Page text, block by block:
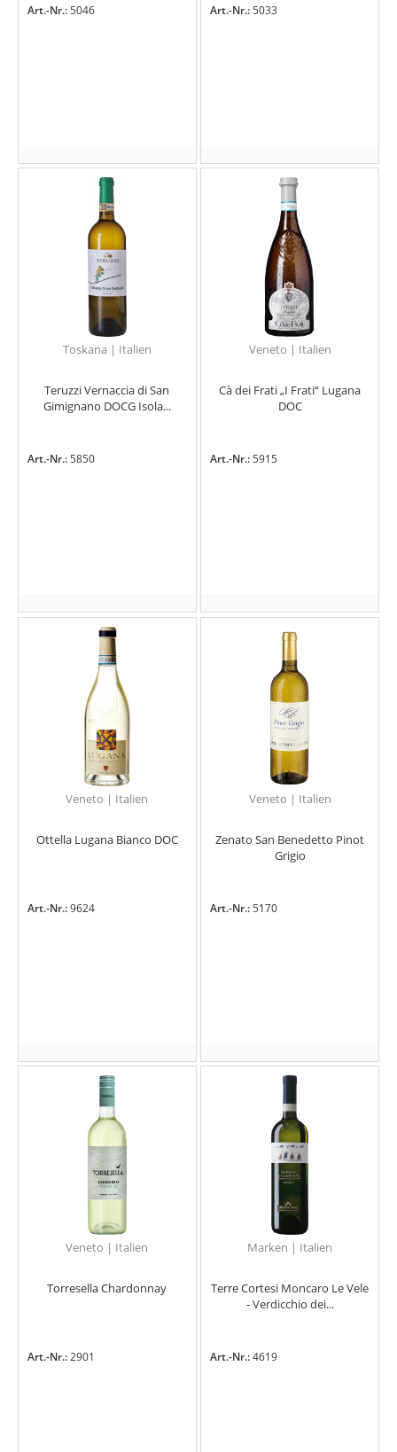
Art.-Nr.:5046 Art.-Nr.:5033
Toskana | Italien
Teruzzi Vernaccia di San
Gimignano DOCG Isola...
Art.-Nr.:5850
Veneto | Italien
Cà dei Frati „I Frati“ Lugana
DOC
Art.-Nr.:5915
Veneto | Italien
Ottella Lugana Bianco DOC
Art.-Nr.:9624
Veneto | Italien
Zenato San Benedetto Pinot
Grigio
Art.-Nr.:5170
Veneto | Italien
Torresella Chardonnay
Art.-Nr.:2901
Marken | Italien
Terre Cortesi Moncaro Le Vele
- Verdicchio dei...
Art.-Nr.:4619